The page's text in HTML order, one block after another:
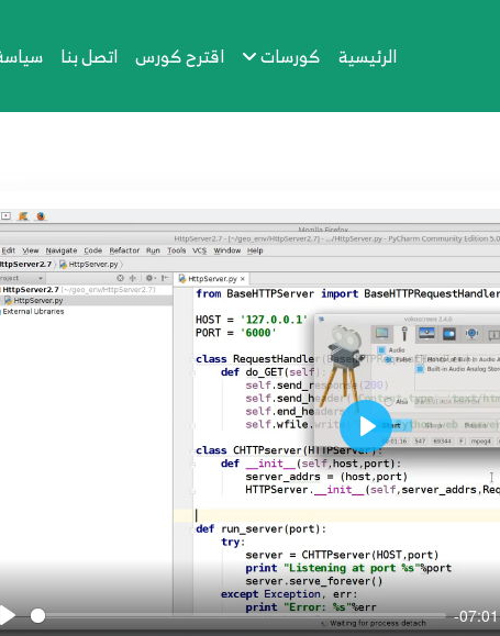
الرئيسية كورسات اقترح كورس اتصل بنا
-07:01
Play